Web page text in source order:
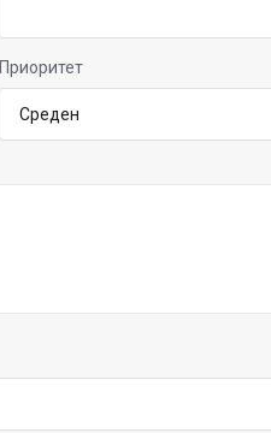
Приоритет